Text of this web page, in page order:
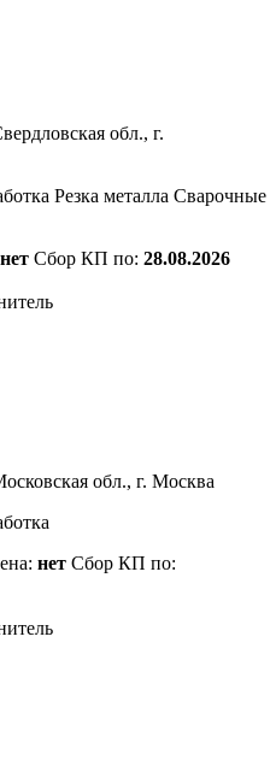
обл., г.
Резка металла Сварочные
нет Сбор КП по: 28.08.2026
обл., г. Москва
нет Сбор КП по: